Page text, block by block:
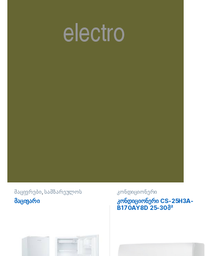
მაცივრები,სამზარეულოს
ტექნიკა
მაცივარი
კონდიციონერი
კონდიციონერი CS-25H3A-
B170AY8D 25-30მ²